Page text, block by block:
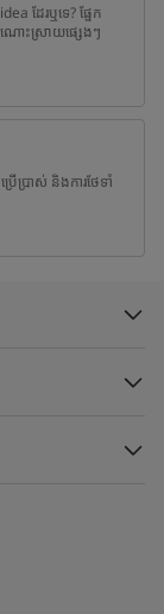
ដែរឬទេ? ផ្នែក
ណោះស្រាយផ្សេងៗ
ប្រាស់ និងការថែទាំ